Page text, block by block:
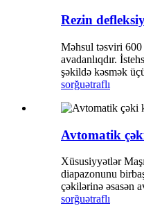
Rezin
Məhsul təsviri 600
avadanlıqdır.
şəkildə kəsmək
sorğuətraflı
Avtomatik çəki
Xüsusiyyətlər
diapazonunu
çəkilərinə əsasən
sorğuətraflı